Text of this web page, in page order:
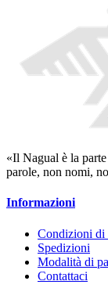
«Il Nagual è la
parole, non nomi,
Informazioni
Condizioni di
Spedizioni
Modalità di
Contattaci